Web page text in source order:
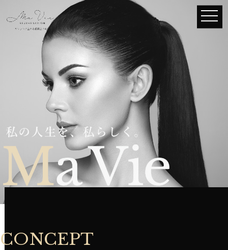
CONCEPT